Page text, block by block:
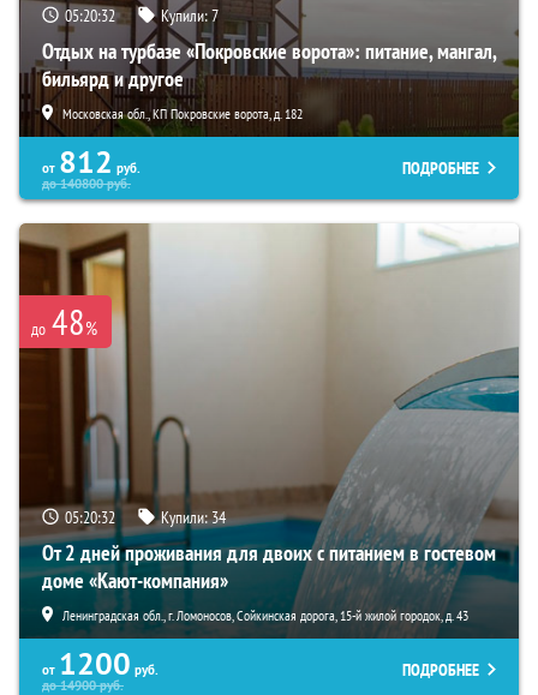
05:20:30 Купили:7
Отдых на турбазе «Покровские ворота»: питание, мангал,
бильярд и другое
Московская обл., КП Покровские ворота, д. 182
от 812 руб.
до140800руб.
ПОДРОБНЕЕ
до 48%
05:20:30 Купили:34
От 2 дней проживания для двоих с питанием в гостевом
доме «Кают-компания»
Ленинградская обл., г. Ломоносов, Сойкинская дорога, 15-й жилой городок, д. 43
от 1200 руб.
до14900руб.
ПОДРОБНЕЕ